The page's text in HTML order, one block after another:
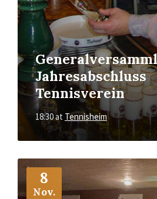
Jahresabschluss
Tennisverein
18:30at Tennisheim
8
Nov.
More